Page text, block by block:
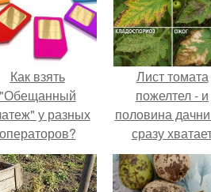
Как взять
"Обещанный
у разных
операторов?
Лист томата
пожелтел - и
половина
сразу
удобрение.